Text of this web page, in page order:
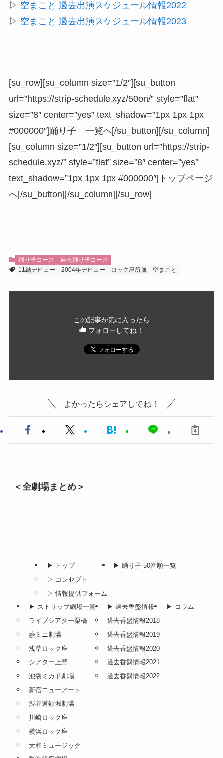
▷ 空まこと 過去出演スケジュール情報2022
▷ 空まこと 過去出演スケジュール情報2023
[su_row][su_column size=”1/2″][su_button
url=”https://strip-schedule.xyz/50on/” style=”flat”
size=”8″ center=”yes” text_shadow=”1px 1px 1px
#000000″]踊り子 一覧へ[/su_button][/su_column]
[su_column size=”1/2″][su_button url=”https://strip-
schedule.xyz/” style=”flat” size=”8″ center=”yes”
text_shadow=”1px 1px 1px #000000″]トップページ
へ[/su_button][/su_column][/su_row]
踊り子コース
過去踊り子コース
11結デビュー
2004年デビュー ロック座所属 空まこと
この記事が気に入ったら
フォローしてね！
よかったらシェアしてね！
＜全劇場まとめ＞
▶︎ トップ
▷ コンセプト
▷ 情報提供フォーム
▶︎ 踊り子 50音順一覧
▶︎ ストリップ劇場一覧
ライブシアター栗橋
蕨ミニ劇場
浅草ロック座
シアター上野
池袋ミカド劇場
新宿ニューアート
渋谷道頓堀劇場
川崎ロック座
横浜ロック座
大和ミュージック
▶︎ 過去香盤情報
過去香盤情報2018
過去香盤情報2019
過去香盤情報2020
過去香盤情報2021
過去香盤情報2022
▶︎ コラム